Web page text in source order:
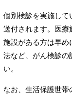
個別検診を実施して
送付されます。医療
施設がある方は早め
法など、がん検診の
い。
なお、生活保護世